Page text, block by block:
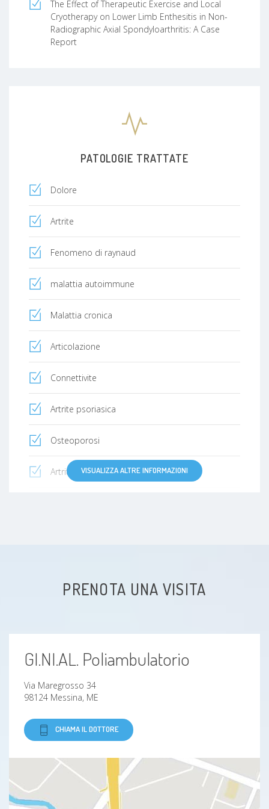
The Effect of Therapeutic Exercise and Local
Cryotherapy on Lower Limb Enthesitis in Non-
Radiographic Axial Spondyloarthritis: A Case
Report
PATOLOGIE TRATTATE
Dolore
Artrite
Fenomeno di raynaud
malattia autoimmune
Malattia cronica
Articolazione
Connettivite
Artrite psoriasica
Osteoporosi
Artrite reumatoide
Lombalgia
Mal di schiena
Dolori ossei
Spondiloartrite anchilosante
Deformità osteoarticolari
VISUALIZZA ALTRE INFORMAZIONI
PRENOTA UNA VISITA
GI.NI.AL. Poliambulatorio
Via Maregrosso 34
98124 Messina, ME
CHIAMA IL DOTTORE